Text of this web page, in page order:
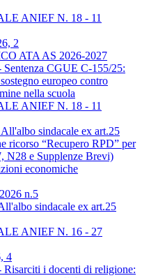
ANIEF N. 18 - 11
2
ATA AS 2026-2027
CGUE C‑155/25:
europeo contro
nella scuola
ANIEF N. 18 - 11
sindacale ex art.25
ricorso “Recupero RPD” per
N28 e Supplenze Brevi)
economiche
n.5
sindacale ex art.25
ANIEF N. 16 - 27
4
i docenti di religione: